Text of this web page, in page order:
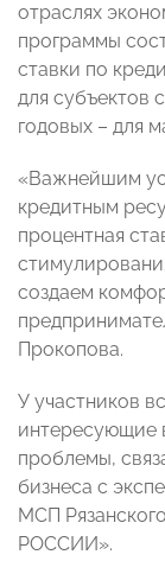
отраслях
программы
ставки по
для субъектов
годовых – для
«Важнейшим
кредитным
процентная
создаем
Прокопова.
У участников
интересующие
проблемы,
бизнеса с
МСП
РОССИИ».